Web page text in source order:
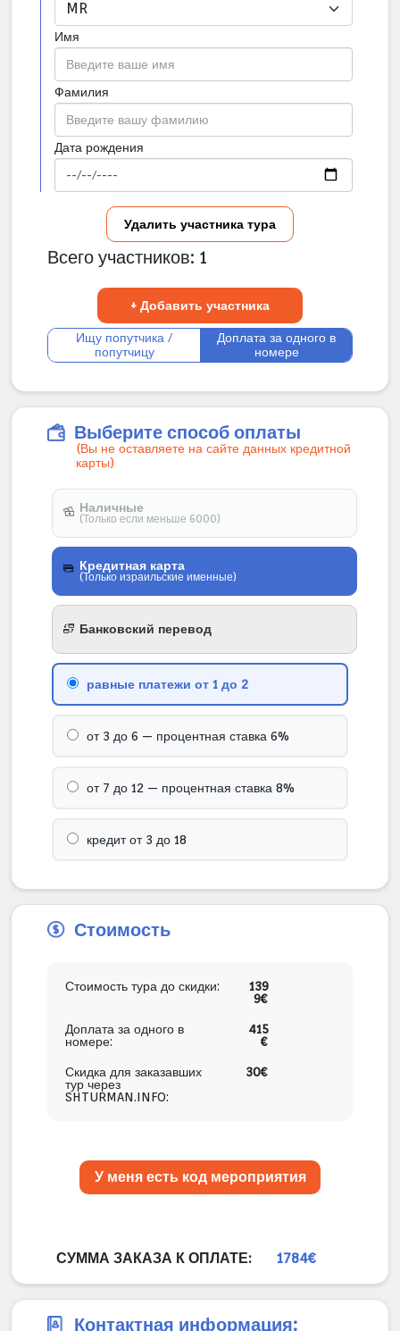
Имя
Фамилия
Дата рождения
Удалить участника тура
Всего участников: 1
+ Добавить участника
Ищу попутчика /
попутчицу
Доплата за одного в
номере
Выберите способ оплаты
(Вы не оставляете на сайте данных кредитной
карты)
Наличные
(Только если меньше 6000)
Кредитная карта
(Только израильские именные)
Банковский перевод
в долларах или евро, если цена заказа
менее 6000 шек.
шек.
равные платежи от 1 до 2
от 3 до 6 — процентная ставка 6%
от 7 до 12 — процентная ставка 8%
кредит от 3 до 18
Стоимость
Стоимость тура до скидки:
139
9€
Доплата за одного в
номере:
415
€
Скидка для заказавших
тур через
SHTURMAN.INFO:
30€
У меня есть код мероприятия
СУММА ЗАКАЗА К ОПЛАТЕ: 1784€
Контактная информация: